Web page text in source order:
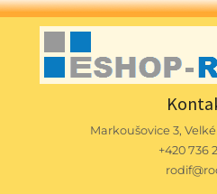
Markoušovice 3,
+420 736